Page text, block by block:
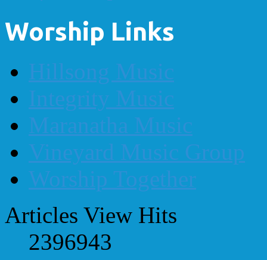
Worship Links
Hillsong Music
Integrity Music
Maranatha Music
Vineyard Music Group
Worship Together
Articles View Hits
2396943